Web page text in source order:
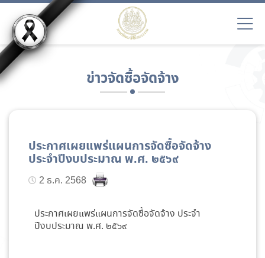
ข่าวจัดซื้อจัดจ้าง
ประกาศเผยแพร่แผนการจัดซื้อจัดจ้าง
ประจำปีงบประมาณ พ.ศ. ๒๕๖๙
2 ธ.ค. 2568
ประกาศเผยแพร่แผนการจัดซื้อจัดจ้าง ประจำ
ปีงบประมาณ พ.ศ. ๒๕๖๙